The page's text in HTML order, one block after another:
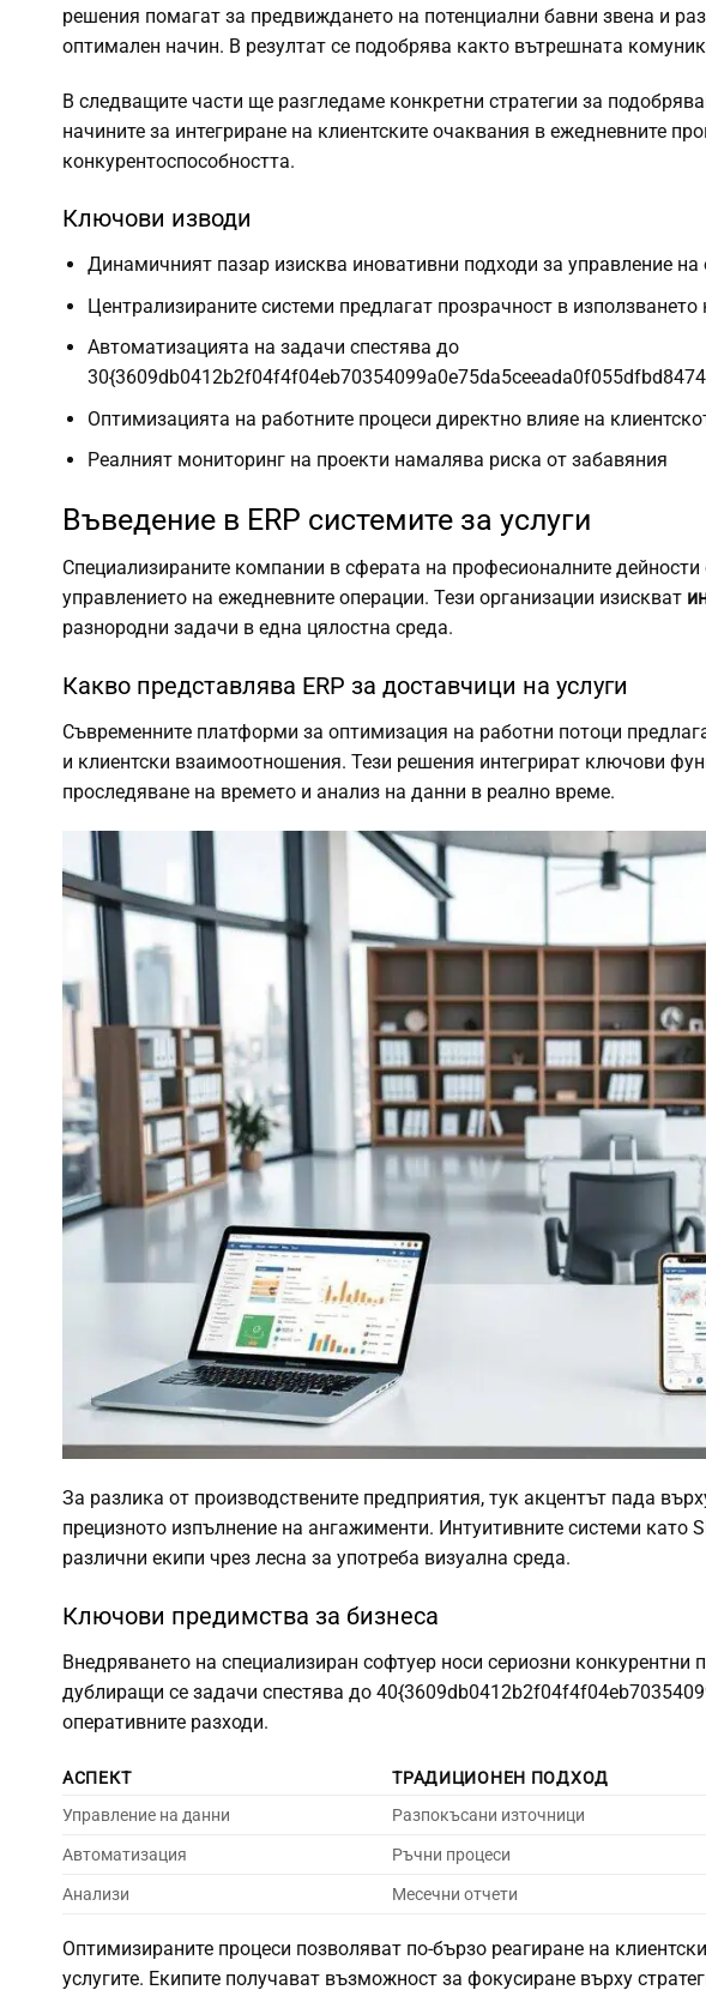
решения помагат за предвиждането на потенциални бавни звена и
оптимален начин. В резултат се подобрява както вътрешната
В следващите части ще разгледаме конкретни стратегии за
начините за интегриране на клиентските очаквания в ежедневните
конкурентоспособността.
Ключови изводи
Динамичният пазар изисква иновативни подходи за управление на
Централизираните системи предлагат прозрачност в използването
Автоматизацията на задачи спестява до
Оптимизацията на работните процеси директно влияе на
Реалният мониторинг на проекти намалява риска от забавяния
Въведение в ERP системите за услуги
Специализираните компании в сферата на професионалните
управлението на ежедневните операции. Тези организации изискват
разнородни задачи в една цялостна среда.
Какво представлява ERP за доставчици на услуги
Съвременните платформи за оптимизация на работни потоци
и клиентски взаимоотношения. Тези решения интегрират ключови
проследяване на времето и анализ на данни в реално време.
За разлика от производствените предприятия, тук акцентът пада
прецизното изпълнение на ангажименти. Интуитивните системи като
различни екипи чрез лесна за употреба визуална среда.
Ключови предимства за бизнеса
Внедряването на специализиран софтуер носи сериозни
дублиращи се задачи спестява до
оперативните разходи.
АСПЕКТ ТРАДИЦИОНЕН ПОДХОД
Управление на данни
Разпокъсани източници
Автоматизация Ръчни процеси
Анализи Месечни отчети
Оптимизираните процеси позволяват по-бързо реагиране на
услугите. Екипите получават възможност за фокусиране върху